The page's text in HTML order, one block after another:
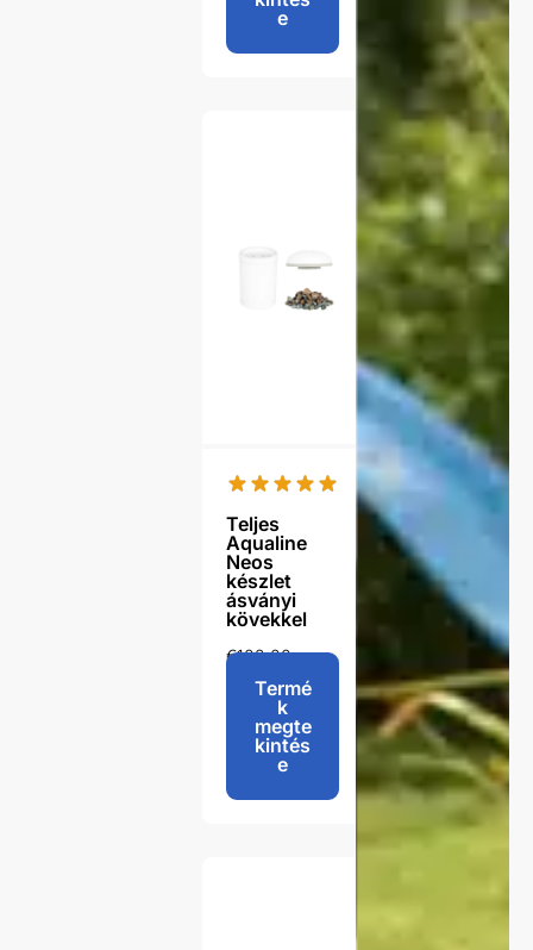
e
Teljes
Aqualine
Neos
készlet
ásványi
kövekkel
€102,00 -
106,00
Termé
k
megte
kintés
e